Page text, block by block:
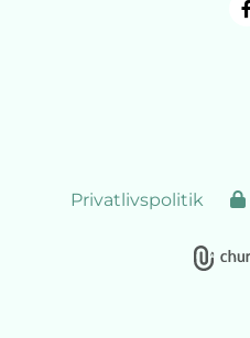
Privatlivspolitik